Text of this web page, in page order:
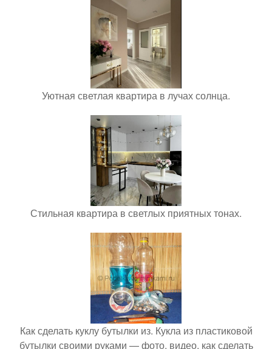
Уютная светлая квартира в лучах солнца.
Стильная квартира в светлых приятных тонах.
Как сделать куклу бутылки из. Кукла из пластиковой
бутылки своими руками — фото, видео, как сделать